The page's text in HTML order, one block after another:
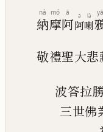
納
nà
摩
mó
阿
ā
阿
ā
喇
lǎ yā
敬禮聖大
波答拉
三世佛